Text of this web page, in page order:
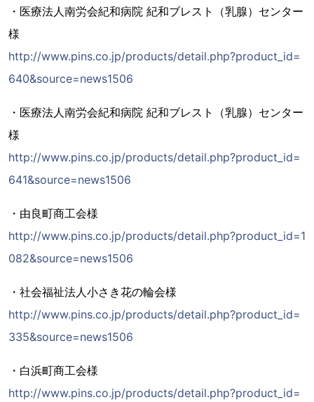
・医療法人南労会紀和病院 紀和ブレスト（乳腺）センター
様
http://www.pins.co.jp/products/detail.php?product_id=
640&source=news1506
・医療法人南労会紀和病院 紀和ブレスト（乳腺）センター
様
http://www.pins.co.jp/products/detail.php?product_id=
641&source=news1506
・由良町商工会様
http://www.pins.co.jp/products/detail.php?product_id=1
082&source=news1506
・社会福祉法人小さき花の輪会様
http://www.pins.co.jp/products/detail.php?product_id=
335&source=news1506
・白浜町商工会様
http://www.pins.co.jp/products/detail.php?product_id=